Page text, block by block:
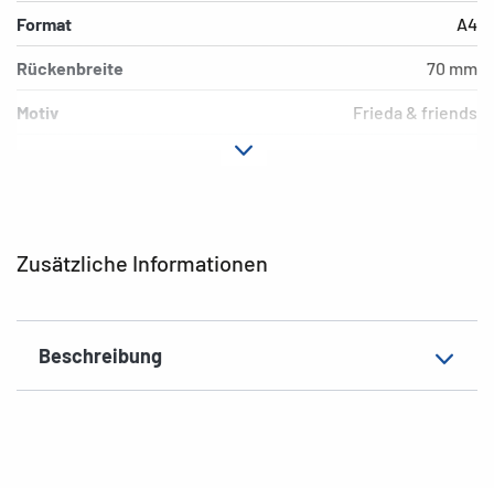
Zusätzliche Informationen
Beschreibung
Format A4
Rückenbreite 70 mm
Motiv Frieda & friends